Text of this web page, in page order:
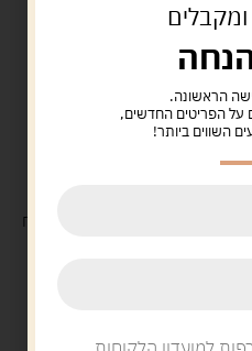
הראשונה.
על הפריטים החדשים,
השווים ביותר!